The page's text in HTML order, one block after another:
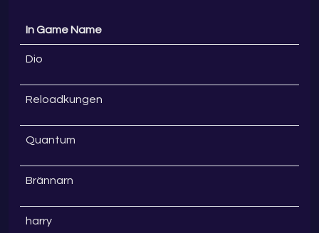
In Game Name
Dio
Reloadkungen
Quantum
Brännarn
harry